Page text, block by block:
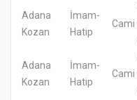
Adana
Kozan
İmam-
Hatip
Cami
Adana
Kozan
İmam-
Hatip
Cami